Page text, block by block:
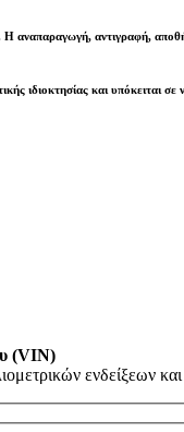
αναπαραγωγή, αντιγραφή,
ιδιοκτησίας και υπόκειται σε
(VIN)
ενδείξεων